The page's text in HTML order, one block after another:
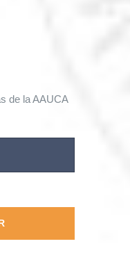
de la AAUCA